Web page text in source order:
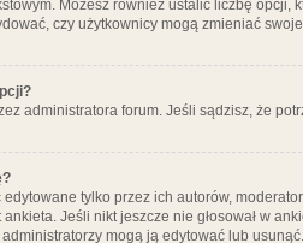
Możesz również ustalić liczbę
czy użytkownicy mogą zmieniać swoje
administratora forum. Jeśli sądzisz, że
tylko przez ich autorów,
Jeśli nikt jeszcze nie głosował w
mogą ją edytować lub